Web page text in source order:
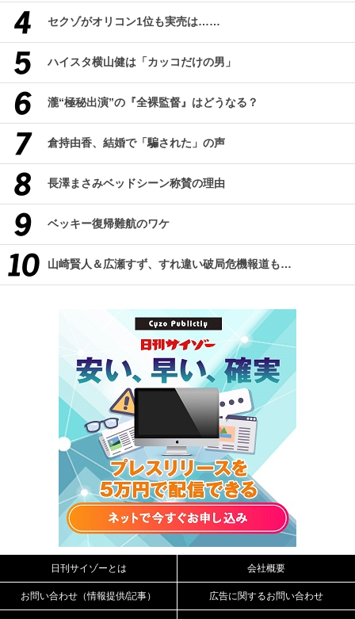
セクゾがオリコン1位も実売は……
ハイスタ横山健は「カッコだけの男」
瀧“極秘出演”の『全裸監督』はどうなる？
倉持由香、結婚で「騙された」の声
長澤まさみベッドシーン称賛の理由
ベッキー復帰難航のワケ
山崎賢人＆広瀬すず、すれ違い破局危機報道も…
日刊サイゾーとは 会社概要
お問い合わせ（情報提供/記事） 広告に関するお問い合わせ